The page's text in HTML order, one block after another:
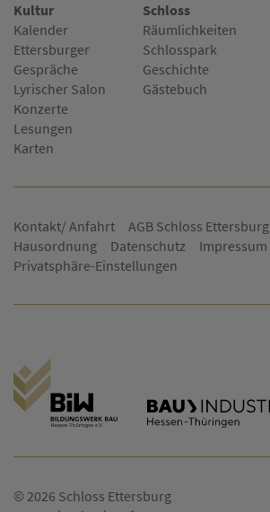
Kultur
Kalender
Ettersburger
Gespräche
Lyrischer Salon
Konzerte
Lesungen
Karten
Schloss
Räumlichkeiten
Schlosspark
Geschichte
Gästebuch
Kontakt/ Anfahrt AGB Schloss Ettersburg
Hausordnung
Datenschutz Impressum
Privatsphäre-Einstellungen
© 2026 Schloss Ettersburg